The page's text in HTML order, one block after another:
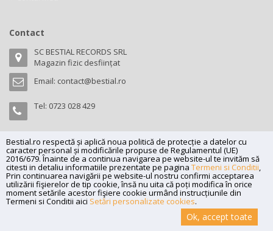
Bestial.ro respectă și aplică noua politică de protecție a datelor cu
caracter personal și modificările propuse de Regulamentul (UE)
2016/679. Înainte de a continua navigarea pe website-ul te invităm să
citesti in detaliu informatiile prezentate pe pagina Termeni si Conditii,
Prin continuarea navigării pe website-ul nostru confirmi acceptarea
utilizării fişierelor de tip cookie, însă nu uita că poți modifica în orice
moment setările acestor fişiere cookie urmând instrucțiunile din
Termeni si Conditii aici Setări personalizate cookies.
Ok, accept toate
Contact
SC BESTIAL RECORDS SRL
Magazin fizic desființat
Email: contact@bestial.ro
Tel: 0723 028 429
Copyright (C) 2026bestial.ro -All rights reserved.
SC BESTIAL RECORDS SRL, Nr. R.C.: J35/345/2005, C.U.I.: RO17197870,
Adresa: Magazin fizic desființat
Powered byNet Interaction.